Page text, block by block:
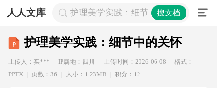
人人文库 护理美学实践：细节中的关怀
搜文档
护理美学实践：细节中的关怀
上传人：实*** IP属地：四川 上传时间：2026-06-08
格式：
PPTX
页数：36 大小：1.23MB 积分：12